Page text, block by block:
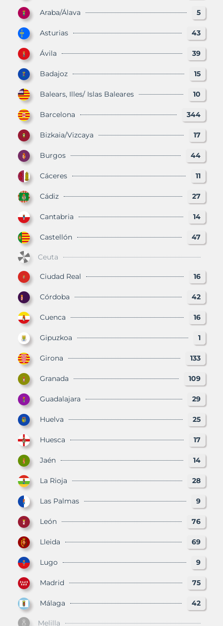
Araba/Álava 5
Asturias 43
Ávila 39
Badajoz 15
Balears, Illes/ Islas Baleares 10
Barcelona 344
Bizkaia/Vizcaya 17
Burgos 44
Cáceres 11
Cádiz 27
Cantabria 14
Castellón 47
Ceuta
Ciudad Real 16
Córdoba 42
Cuenca 16
Gipuzkoa 1
Girona 133
Granada 109
Guadalajara 29
Huelva 25
Huesca 17
Jaén 14
La Rioja 28
Las Palmas 9
León 76
Lleida 69
Lugo 9
Madrid 75
Málaga 42
Melilla